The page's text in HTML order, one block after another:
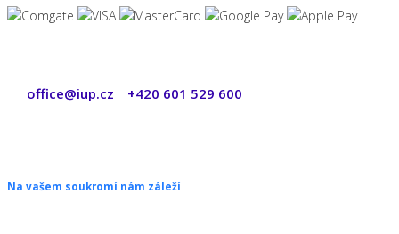
office@iup.cz +420 601 529 600
Na vašem soukromí nám záleží